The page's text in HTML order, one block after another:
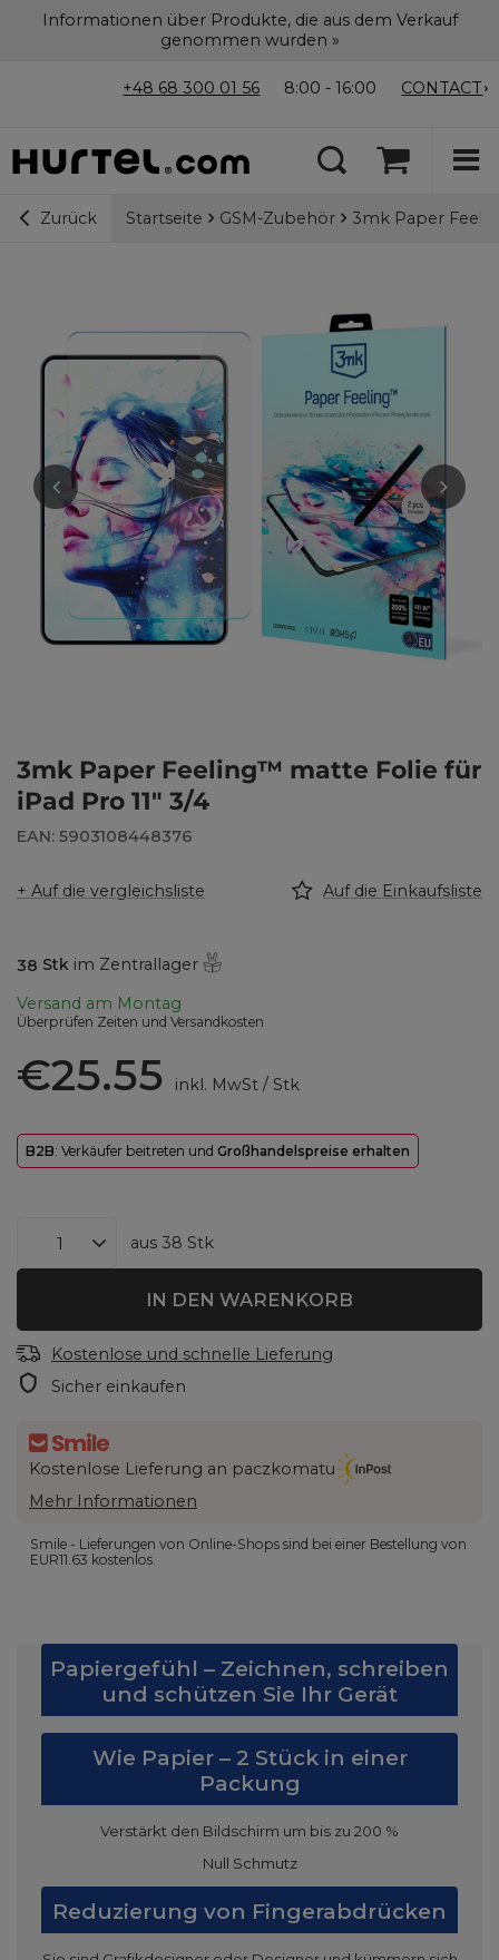
Informationen über Produkte, die aus dem Verkauf
genommen wurden »
+48 68 300 01 56 8:00 - 16:00 CONTACT
Zurück Startseite GSM-Zubehör 3mk Paper
3mk Paper Feeling™ matte Folie für
iPad Pro 11" 3/4
EAN: 5903108448376
+ Auf die vergleichsliste Auf die Einkaufsliste
38 Stk im Zentrallager
Versand am Montag
Überprüfen Zeiten und Versandkosten
€25.55 inkl. MwSt/ Stk
B2B: Verkäufer beitreten und Großhandelspreise erhalten
aus 38 Stk
IN DEN WARENKORB
Kostenlose und schnelle Lieferung
Sicher einkaufen
Kostenlose Lieferung an paczkomatu
Mehr Informationen
Smile - Lieferungen von Online-Shops sind bei einer Bestellung von
EUR11.63 kostenlos.
Papiergefühl – Zeichnen, schreiben
und schützen Sie Ihr Gerät
Wie Papier – 2 Stück in einer
Packung
Verstärkt den Bildschirm um bis zu 200 %
Null Schmutz
Reduzierung von Fingerabdrücken